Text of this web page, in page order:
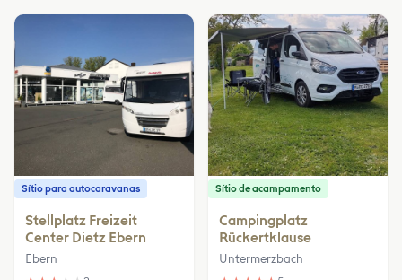
Sítio para autocaravanas
Stellplatz Freizeit
Center Dietz Ebern
Ebern
Sítio de acampamento
Campingplatz
Rückertklause
Untermerzbach